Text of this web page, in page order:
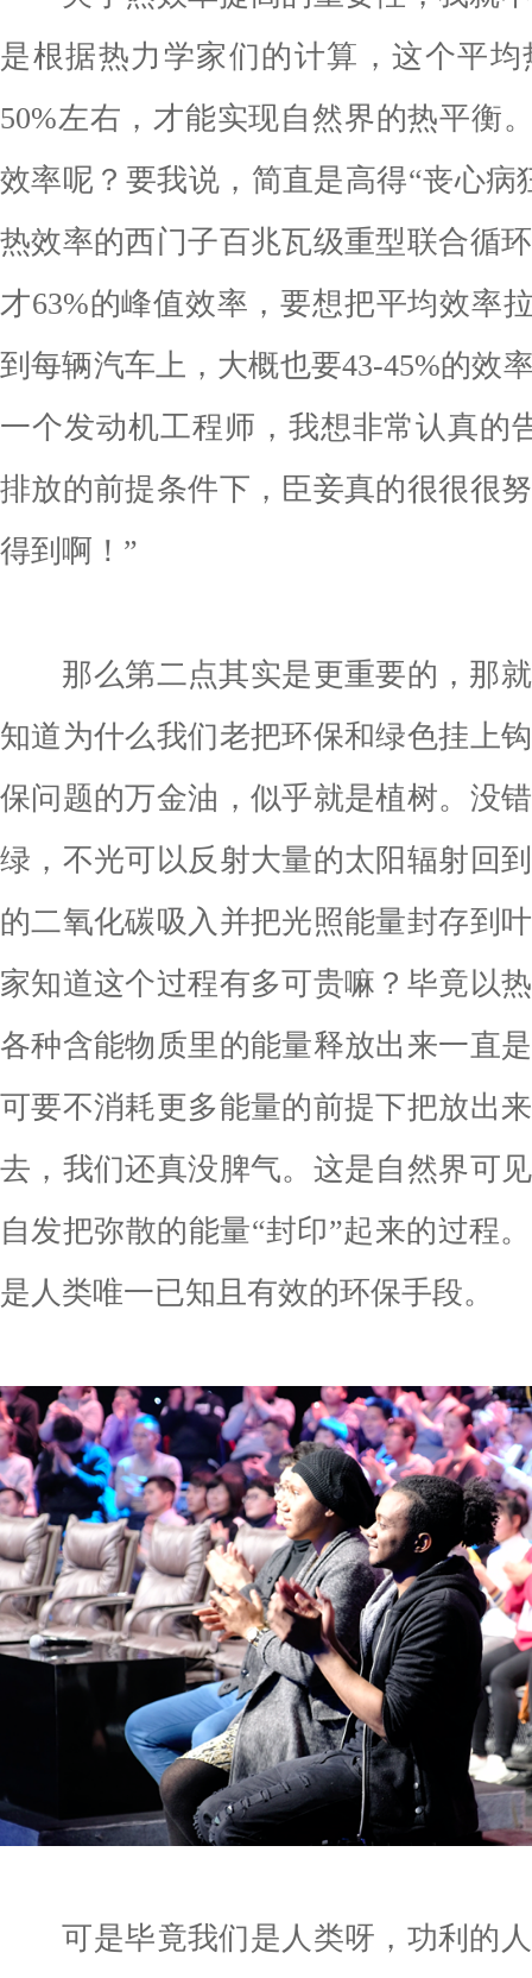
是根据热力学家们的计算，这个平
50%左右，才能实现自然界的热平衡
效率呢？要我说，简直是高得“丧心病
热效率的西门子百兆瓦级重型联合循
才63%的峰值效率，要想把平均效率
到每辆汽车上，大概也要43-45%的效
一个发动机工程师，我想非常认真的
排放的前提条件下，臣妾真的很很很
得到啊！”
那么第二点其实是更重要的，那就
知道为什么我们老把环保和绿色挂上
保问题的万金油，似乎就是植树。没
绿，不光可以反射大量的太阳辐射回
的二氧化碳吸入并把光照能量封存到
家知道这个过程有多可贵嘛？毕竟以
各种含能物质里的能量释放出来一直
可要不消耗更多能量的前提下把放出
去，我们还真没脾气。这是自然界可
自发把弥散的能量“封印”起来的过程
是人类唯一已知且有效的环保手段。
可是毕竟我们是人类呀，功利的人